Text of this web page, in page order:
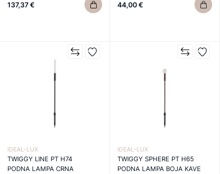
137,37 € 44,00 €
IDEAL-LUX
TWIGGY LINE PT H74
PODNA LAMPA CRNA
IDEAL-LUX
TWIGGY SPHERE PT H65
PODNA LAMPA BOJA KAVE